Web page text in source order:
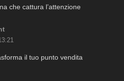
che cattura l’attenzione
il tuo punto vendita